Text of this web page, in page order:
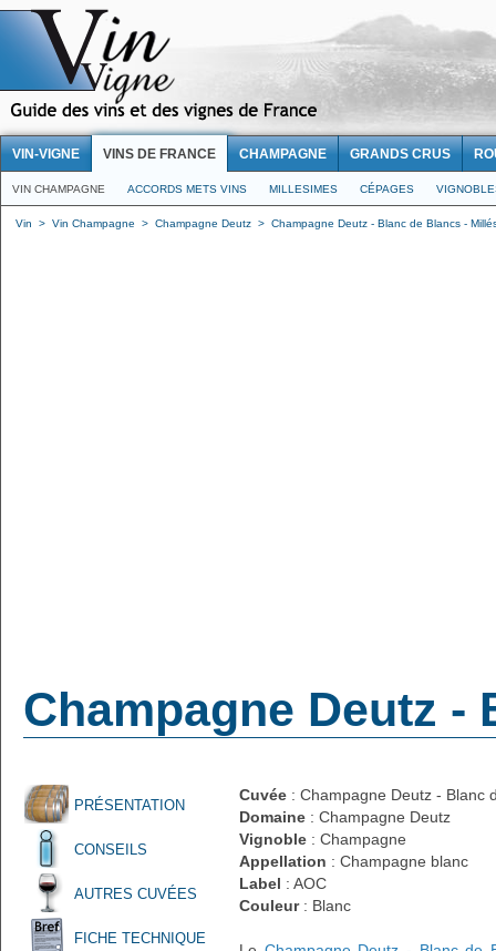
VIN-VIGNE VINS DE FRANCE CHAMPAGNE GRANDS CRUS
VIN CHAMPAGNE ACCORDS METS VINS MILLESIMES CÉPAGES
Vin > Vin Champagne > Champagne Deutz > Champagne Deutz - Blanc de Blancs -
Champagne Deutz -
PRÉSENTATION
CONSEILS
AUTRES CUVÉES
FICHE TECHNIQUE
Cuvée : Champagne Deutz - Blanc
Domaine : Champagne Deutz
Vignoble : Champagne
Appellation : Champagne blanc
Label : AOC
Couleur: Blanc